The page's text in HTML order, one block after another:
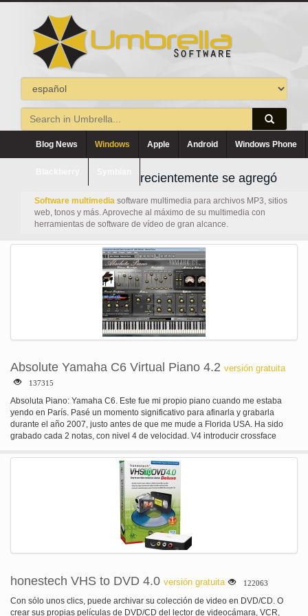
Blog News Windows Apple Android Windows Phone
recientemente se agregó
Software multimedia software multimedia para archivos MP3, sitios
web, tonos y más. Aproveche al máximo de su multimedia con
herramientas de software de vídeo de gran alcance.
Absolute Yamaha C6 Virtual Piano 4.2 versión gratuita
137315
Absoluta Piano: Yamaha C6. Este fue mi propio piano cuando me estaba
yendo en París. Pasé un momento significativo para afinarla y grabarla
durante el año 2007, justo antes de que me mude a Florida USA. Ha sido
grabado cada 2 notas, con nivel 4 de velocidad. V4 introducir crossface
velocidad. Me gusta el campo común de sonido esta entrega piano. Más
exclusivos pianos caros tener un gran sonido, pero muy especial y diferente
de las personas piano utilizan comúnmente. Para mí este sonido es el
sonido real de un piano, el piano, aprendí las características clave del piano
Yamaha C6. Basado en un banco de sonido de alta calidad muy optimizado
y suena fantástico. Creatividad: las características de absoluta Piano un filtro
de sonido escultura diseñado específicamente para eso, es en realidad un 3
bandas poderosas estanterías filtro sintonizado para 'esculpir' la madera
piano. Puede crear tibio o viejo piano, ragtime o sonido clásico fácilmente.
absoluto tiene unos específicos, diseñados solamente para el piano. El
reverbera es cálido, muy potente y no agregará cualquier llamada
resonancia. El coro grandemente emulará el estilo piano bar, y el impulso de
pico agregará un puñetazo increíble en el ataque al piano, mientras que
honestech VHS to DVD 4.0 versión gratuita 122063
Con sólo unos clics, puede archivar su colección de video en DVD/CD. O
crear sus propias películas de DVD/CD del lector de videocámara, VCR,